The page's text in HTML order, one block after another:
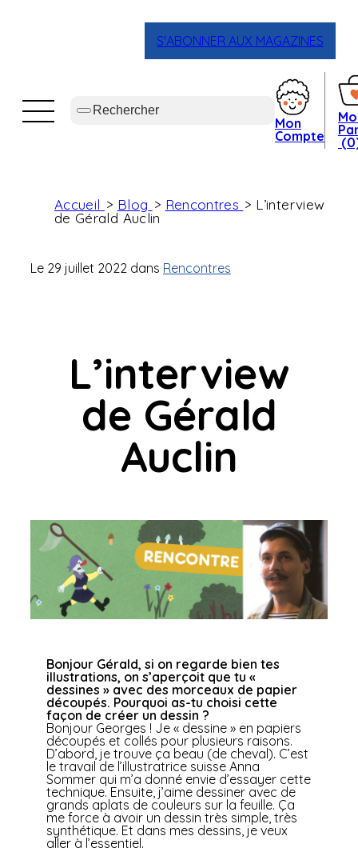
S'ABONNER AUX MAGAZINES
Mon
Compte
Accueil Blog Rencontres
L’interview
de Gérald Auclin
Le 29 juillet 2022 dans Rencontres
L’interview
de Gérald
Auclin
Bonjour Gérald, si on regarde bien tes
illustrations, on s’aperçoit que tu «
dessines » avec des morceaux de papier
découpés. Pourquoi as-tu choisi cette
façon de créer un dessin ?
Bonjour Georges ! Je « dessine » en papiers
découpés et collés pour plusieurs raisons.
D’abord, je trouve ça beau (de cheval). C’est
le travail de l’illustratrice suisse Anna
Sommer qui m’a donné envie d’essayer cette
technique. Ensuite, j’aime dessiner avec de
grands aplats de couleurs sur la feuille. Ça
me force à avoir un dessin très simple, très
synthétique. Et dans mes dessins, je veux
aller à l’essentiel.